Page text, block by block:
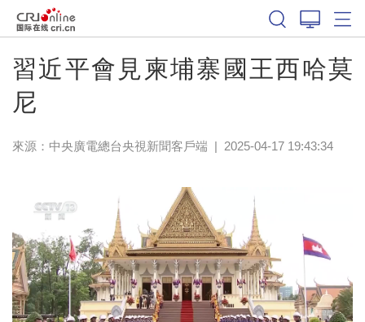
習近平會見柬埔寨國王西哈莫
尼
來源： 中央廣電總台央視新聞客戶端 | 2025-04-17 19:43:34